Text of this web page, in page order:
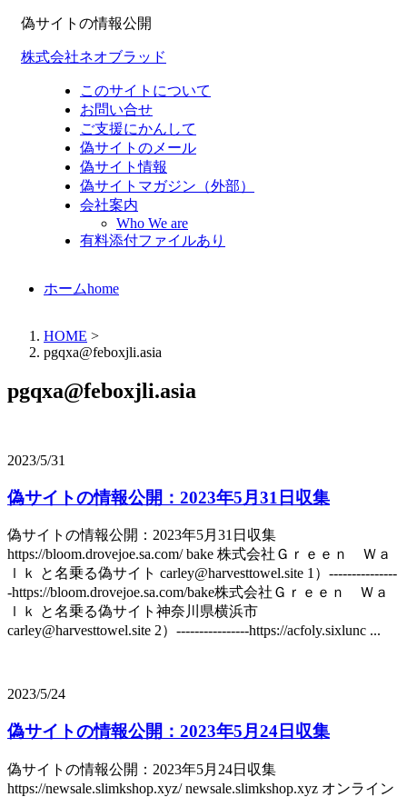
偽サイトの情報公開
株式会社ネオブラッド
このサイトについて
お問い合せ
ご支援にかんして
偽サイトのメール
偽サイト情報
偽サイトマガジン（外部）
会社案内
Who We are
有料添付ファイルあり
ホームhome
HOME >
pgqxa@feboxjli.asia
pgqxa@feboxjli.asia
2023/5/31
偽サイトの情報公開：2023年5月31日収集
偽サイトの情報公開：2023年5月31日収集
https://bloom.drovejoe.sa.com/ bake 株式会社Ｇｒｅｅｎ Ｗａ
ｌｋ と名乗る偽サイト carley@harvesttowel.site 1）---------------
-https://bloom.drovejoe.sa.com/bake株式会社Ｇｒｅｅｎ Ｗａ
ｌｋ と名乗る偽サイト神奈川県横浜市
carley@harvesttowel.site 2）----------------https://acfoly.sixlunc ...
2023/5/24
偽サイトの情報公開：2023年5月24日収集
偽サイトの情報公開：2023年5月24日収集
https://newsale.slimkshop.xyz/ newsale.slimkshop.xyz オンライン